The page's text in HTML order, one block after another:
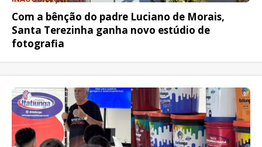
Com a bênção do padre Luciano de Morais,
Santa Terezinha ganha novo estúdio de
fotografia